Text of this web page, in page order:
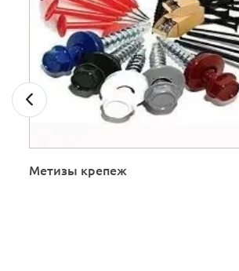
Метизы крепеж